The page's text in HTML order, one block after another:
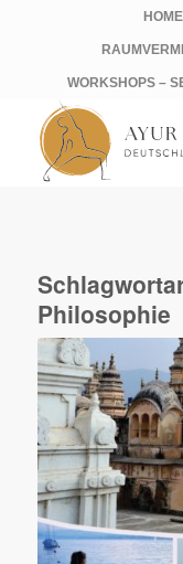
HOME
WORKSHOPS –
Philosophie